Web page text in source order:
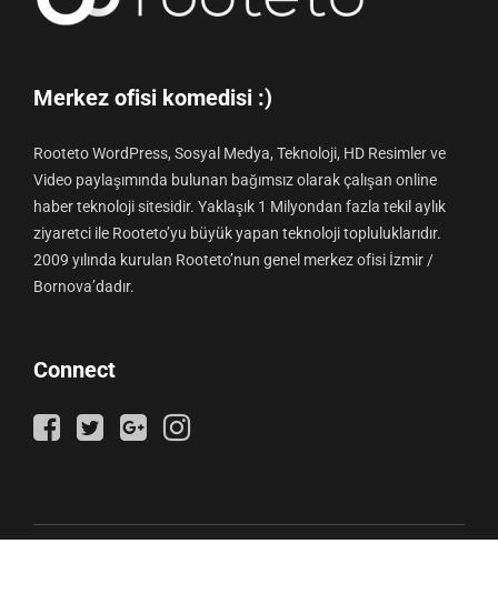
Merkez ofisi komedisi :)
Rooteto WordPress, Sosyal Medya, Teknoloji, HD Resimler ve
Video paylaşımında bulunan bağımsız olarak çalışan online
haber teknoloji sitesidir. Yaklaşık 1 Milyondan fazla tekil aylık
ziyaretci ile Rooteto’yu büyük yapan teknoloji topluluklarıdır.
2009 yılında kurulan Rooteto’nun genel merkez ofisi İzmir /
Bornova’dadır.
Connect